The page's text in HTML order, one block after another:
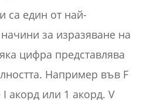
са един от най-
за изразяване на
цифра представлява
Например във F
акорд или 1 акорд. V